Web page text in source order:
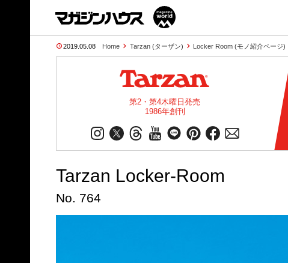
2019.05.08 Home Tarzan (ターザン) Locker Room (モノ紹介ページ)
第2・第4木曜日発売
1986年創刊
Tarzan Locker-Room
No. 764